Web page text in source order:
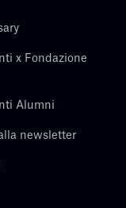
x Fondazione
Alumni
newsletter